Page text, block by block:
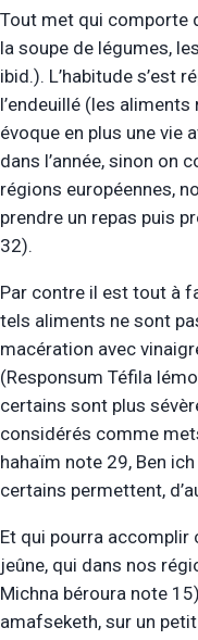
Tout met qui comporte
la soupe de légumes,
ibid.). L’habitude s’est
l’endeuillé (les
évoque en plus une vie
dans l’année, sinon on
régions européennes,
prendre un repas puis
32).
Par contre il est tout à
tels aliments ne sont
macération avec
(Responsum Téfila
certains sont plus
considérés comme
hahaïm note 29, Ben
certains permettent,
Et qui pourra accomplir
jeûne, qui dans nos
Michna béroura note
amafseketh, sur un